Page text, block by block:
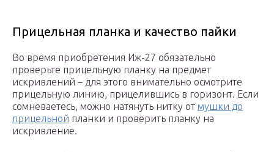
Прицельная планка и качество пайки
Во время приобретения Иж-27 обязательно
проверьте прицельную планку на предмет
искривлений – для этого внимательно осмотрите
прицельную линию, прицелившись в горизонт. Если
сомневаетесь, можно натянуть нитку от мушки до
прицельной планки и проверить планку на
искривление.